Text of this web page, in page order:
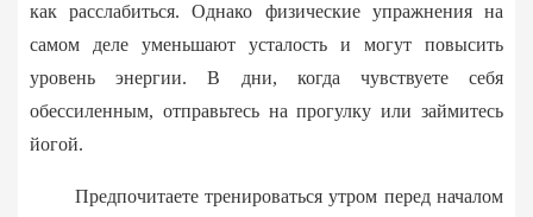
как расслабиться. Однако физические упражнения на
самом деле уменьшают усталость и могут повысить
уровень энергии. В дни, когда чувствуете себя
обессиленным, отправьтесь на прогулку или займитесь
йогой.
Предпочитаете тренироваться утром перед началом